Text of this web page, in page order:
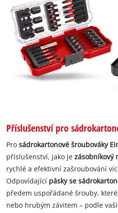
Příslušenství pro
Prosádrokartonové šroubováky
příslušenství, jako jezásobníkový
rychlé a efektivní zašroubování
Odpovídající pásky se
předem uspořádané šrouby,
nebo hrubým závitem – podle